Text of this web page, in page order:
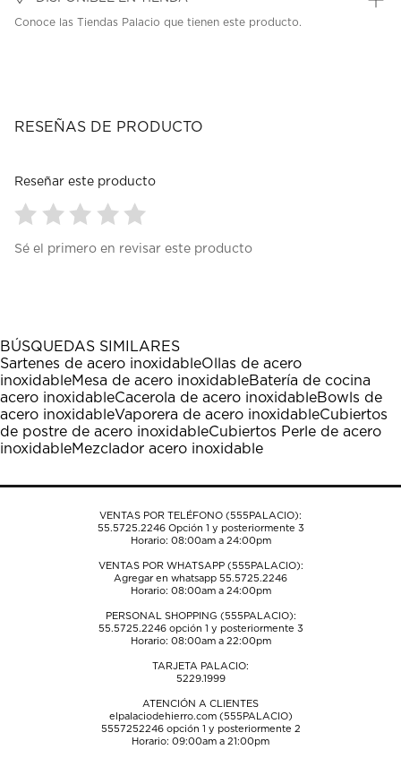
Conoce las Tiendas Palacio que tienen este producto.
RESEÑAS DE PRODUCTO
Reseñar este producto
para
1
estrella
Esta
acción
abrirá
el
formulario
de
para
estrellas.
Esta
acción
abrirá
el
formulario
de
para
estrellas.
Esta
acción
abrirá
el
formulario
de
para
estrellas.
Esta
acción
abrirá
el
formulario
de
para
estrellas.
Esta
acción
abrirá
el
formulario
de
Sé el primero en revisar este producto
BÚSQUEDAS SIMILARES
Sartenes de acero inoxidableOllas de acero
inoxidableMesa de acero inoxidableBatería de cocina
acero inoxidableCacerola de acero inoxidableBowls de
acero inoxidableVaporera de acero inoxidableCubiertos
de postre de acero inoxidableCubiertos Perle de acero
inoxidableMezclador acero inoxidable
VENTAS POR TELÉFONO (555PALACIO):
55.5725.2246Opción 1 y posteriormente 3
Horario: 08:00am a 24:00pm
VENTAS POR WHATSAPP (555PALACIO):
Agregar en whatsapp 55.5725.2246
Horario: 08:00am a 24:00pm
PERSONAL SHOPPING (555PALACIO):
55.5725.2246opción 1 y posteriormente 3
Horario: 08:00am a 22:00pm
TARJETA PALACIO:
5229.1999
ATENCIÓN A CLIENTES
elpalaciodehierro.com (555PALACIO)
5557252246opción 1 y posteriormente 2
Horario: 09:00am a 21:00pm